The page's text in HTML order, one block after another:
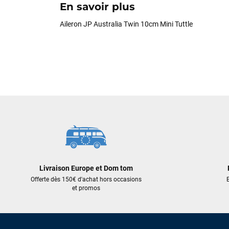
En savoir plus
Aileron JP Australia Twin 10cm Mini Tuttle
Livraison Europe et Dom tom
Offerte dès 150€ d'achat hors occasions
et promos